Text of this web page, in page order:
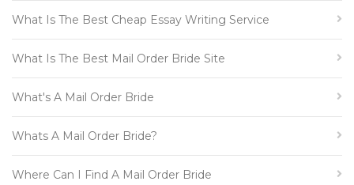
What Is The Best Cheap Essay Writing Service
What Is The Best Mail Order Bride Site
What's A Mail Order Bride
Whats A Mail Order Bride?
Where Can I Find A Mail Order Bride